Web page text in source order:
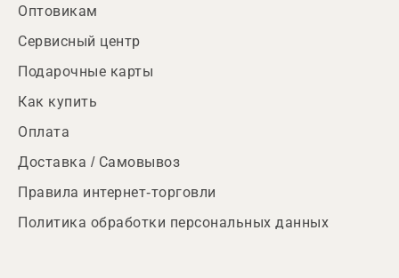
Оптовикам
Сервисный центр
Подарочные карты
Как купить
Оплата
Доставка / Самовывоз
Правила интернет-торговли
Политика обработки персональных данных